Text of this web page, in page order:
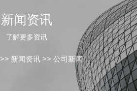
新闻资讯
了解更多资讯
>> 新闻资讯>> 公司新闻